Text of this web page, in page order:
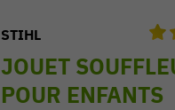
STIHL
JOUET
POUR ENFANTS